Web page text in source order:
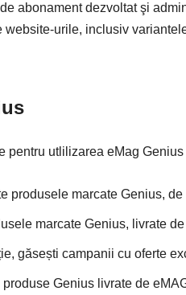
abonament dezvoltat şi
urile, inclusiv
pentru utlilizarea eMag
produsele marcate Genius,
marcate Genius, livrate
găsești campanii cu oferte
Genius livrate de